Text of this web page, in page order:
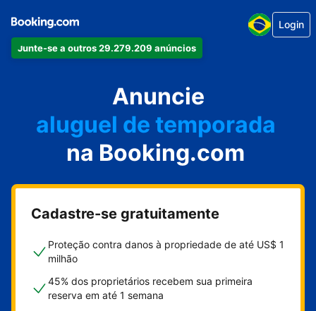
Junte-se a outros 29.279.209 anúncios
Login
Anuncie
seu apartamento
seu hotel
aluguel de temporada
sua pousada
sua casa
na Booking.com
Cadastre-se gratuitamente
Proteção contra danos à propriedade de até US$ 1
milhão
45% dos proprietários recebem sua primeira
reserva em até 1 semana